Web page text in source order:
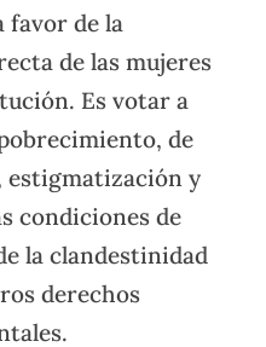
favor de la
de las mujeres
Es votar a
de
estigmatización y
condiciones de
la clandestinidad
derechos